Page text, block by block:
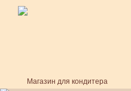
Перейти к основному содержанию
Магазин для кондитера
Форма поиска